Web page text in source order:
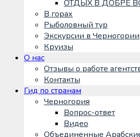
ОТДЫХ В ДОБРЕ
В горах
Рыболовный тур
Экскурсии в Черногории
Круизы
О нас
Отзывы о работе
Контакты
Гид по странам
Черногория
Вопрос-ответ
Видео
Объединенные